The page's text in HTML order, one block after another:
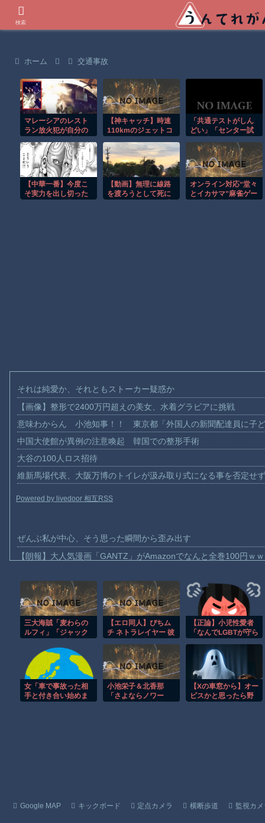
ホーム 交通事故
マレーシアのレスト
ラン放火犯が自分の
る瞬間！！
【神キャッチ】時速
110kmのジェットコ
た靴を奇跡のキャッ
チ！全員大歓喜ｗ
「共通テストがしん
どい」「センター試
ほど気づかない｟試
験を難しくしてい
る｠本当の犯人
【中華一番】今度こ
そ実力を出し切った
【動画】無理に線路
を渡ろうとして死に
オンライン対応“堂々
とイカサマ”麻雀ゲー
それは純愛か、それともストーカー疑惑か
【画像】整形で2400万円超えの美女、水着グラビアに挑戦
意味わからん 小池知事！！ 東京都「外国人の新聞配達員に子
中国大使館が異例の注意喚起 韓国での整形手術
大谷の100人ロス招待
維新馬場代表、大阪万博のトイレが汲み取り式になる事を否定せ
Powered by livedoor 相互RSS
ぜんぶ私が中心、そう思った瞬間から歪み出す
【朗報】大人気漫画「GANTZ」がAmazonでなんと全巻100円ｗ
まだ墓石があるだけマシと見るべきか。今はもう合葬墓ばかり
【動画】名古屋栄で不良外人が警察官を突き飛ばす。逮捕しろや
【動画】新型のさすまた、限界突破ｗｗｗｗｗｗ
【動画】メキシコのインフルエンサー、ライブ配信中に襲撃され
【動画】仲間に花火を水平撃ちしようとして障害を負ったかもし
【謎】広島県が頑なに「はだしのゲンコラボ喫茶」をやらない理
三大海賊「麦わらの
ルフィ」「ジャック
リン」
【エロ同人】ぴちム
チ ネトラレイヤー 彼
に寝取られる
【正論】小児性愛者
「なんでLGBTが守ら
いんだああああ」←
いや犯罪だからやん
女「車で事故った相
手と付き合い始めま
小池栄子＆北香那
「さよならノワー
【Xの車窓から】オー
ビスかと思ったら野
Google MAP キックボード 定点カメラ 横断歩道 監視カ
検索